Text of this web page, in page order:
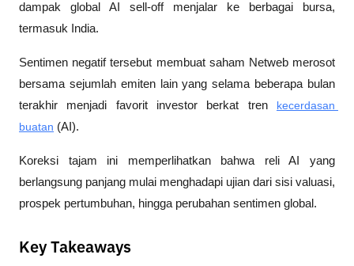
dampak global AI sell-off menjalar ke berbagai bursa,
termasuk India.
Sentimen negatif tersebut membuat saham Netweb merosot
bersama sejumlah emiten lain yang selama beberapa bulan
terakhir menjadi favorit investor berkat tren kecerdasan
buatan (AI).
Koreksi tajam ini memperlihatkan bahwa reli AI yang
berlangsung panjang mulai menghadapi ujian dari sisi valuasi,
prospek pertumbuhan, hingga perubahan sentimen global.
Key Takeaways